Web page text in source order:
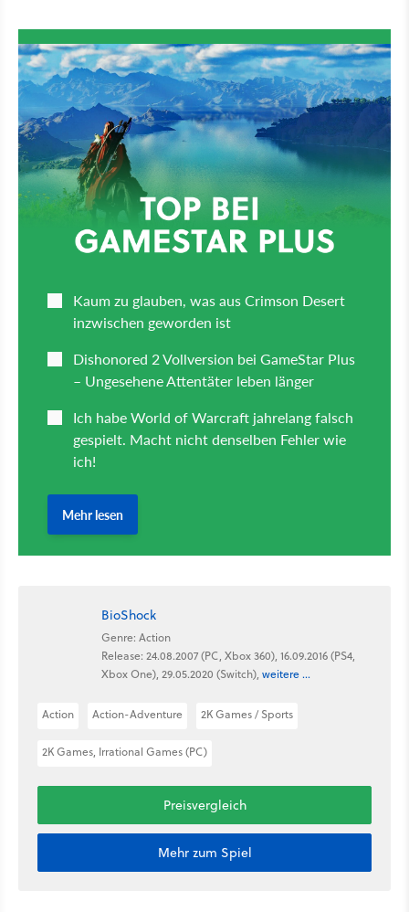
BioShock
Genre: Action
Release: 24.08.2007 (PC, Xbox 360), 16.09.2016 (PS4,
Xbox One), 29.05.2020 (Switch), weitere ...
Action Action-Adventure 2K Games / Sports
2K Games, Irrational Games (PC)
Preisvergleich
Mehr zum Spiel